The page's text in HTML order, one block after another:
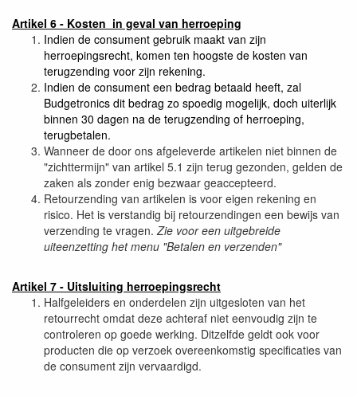
Artikel 6 - Kosten in geval van herroeping
Indien de consument gebruik maakt van zijn
herroepingsrecht, komen ten hoogste de kosten van
terugzending voor zijn rekening.
Indien de consument een bedrag betaald heeft, zal
Budgetronics dit bedrag zo spoedig mogelijk, doch uiterlijk
binnen 30 dagen na de terugzending of herroeping,
terugbetalen.
Wanneer de door ons afgeleverde artikelen niet binnen de
"zichttermijn" van artikel 5.1 zijn terug gezonden, gelden de
zaken als zonder enig bezwaar geaccepteerd.
Retourzending van artikelen is voor eigen rekening en
risico. Het is verstandig bij retourzendingen een bewijs van
verzending te vragen. Zie voor een uitgebreide
uiteenzetting het menu "Betalen en verzenden"
Artikel 7 - Uitsluiting herroepingsrecht
Halfgeleiders en onderdelen zijn uitgesloten van het
retourrecht omdat deze achteraf niet eenvoudig zijn te
controleren op goede werking. Ditzelfde geldt ook voor
producten die op verzoek overeenkomstig specificaties van
de consument zijn vervaardigd.